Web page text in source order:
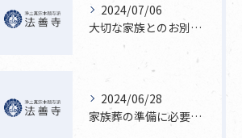
2024/07/06
大切な家族とのお別れを最高の形で
2024/06/28
家族葬の準備に必要なこと